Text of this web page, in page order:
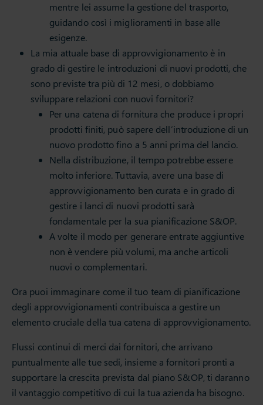
mentre lei assume la gestione del trasporto,
guidando così i miglioramenti in base alle
esigenze.
La mia attuale base di approvvigionamento è in
grado di gestire le introduzioni di nuovi prodotti, che
sono previste tra più di 12 mesi, o dobbiamo
sviluppare relazioni con nuovi fornitori?
Per una catena di fornitura che produce i propri
prodotti finiti, può sapere dell’introduzione di un
nuovo prodotto fino a 5 anni prima del lancio.
Nella distribuzione, il tempo potrebbe essere
molto inferiore. Tuttavia, avere una base di
approvvigionamento ben curata e in grado di
gestire i lanci di nuovi prodotti sarà
fondamentale per la sua pianificazione S&OP.
A volte il modo per generare entrate aggiuntive
non è vendere più volumi, ma anche articoli
nuovi o complementari.
Ora puoi immaginare come il tuo team di pianificazione
degli approvvigionamenti contribuisca a gestire un
elemento cruciale della tua catena di approvvigionamento.
Flussi continui di merci dai fornitori, che arrivano
puntualmente alle tue sedi, insieme a fornitori pronti a
supportare la crescita prevista dal piano S&OP, ti daranno
il vantaggio competitivo di cui la tua azienda ha bisogno.